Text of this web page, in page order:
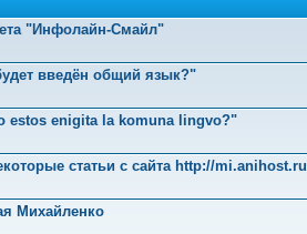
"Инфолайн-Смайл"
введён общий язык?"
estos enigita la komuna lingvo?"
статьи с сайта http://mi.anihost.ru
Михайленко